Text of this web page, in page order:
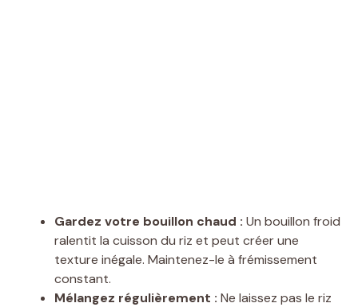
Gardez votre bouillon chaud : Un bouillon froid
ralentit la cuisson du riz et peut créer une
texture inégale. Maintenez-le à frémissement
constant.
Mélangez régulièrement : Ne laissez pas le riz